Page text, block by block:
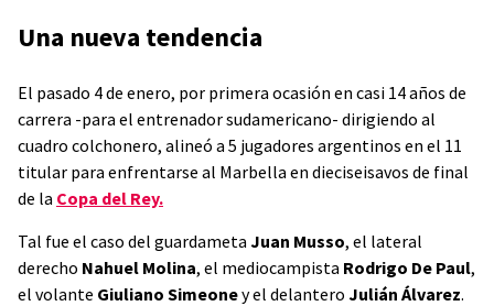
Una nueva tendencia
El pasado 4 de enero, por primera ocasión en casi 14 años de
carrera -para el entrenador sudamericano- dirigiendo al
cuadro colchonero, alineó a 5 jugadores argentinos en el 11
titular para enfrentarse al Marbella en dieciseisavos de final
de la Copa del Rey.
Tal fue el caso del guardameta Juan Musso, el lateral
derecho Nahuel Molina, el mediocampista Rodrigo De Paul,
el volante Giuliano Simeoney el delantero Julián Álvarez.